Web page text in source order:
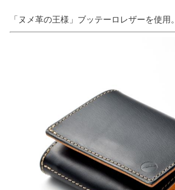
「ヌメ革の王様」ブッテーロレザーを使用。